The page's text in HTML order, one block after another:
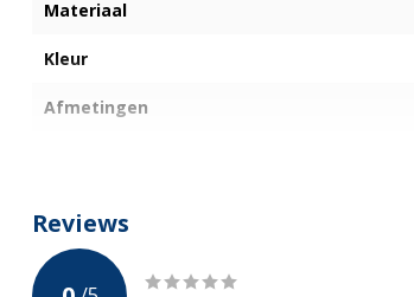
Materiaal
Kleur
Afmetingen
Garantie
Reviews